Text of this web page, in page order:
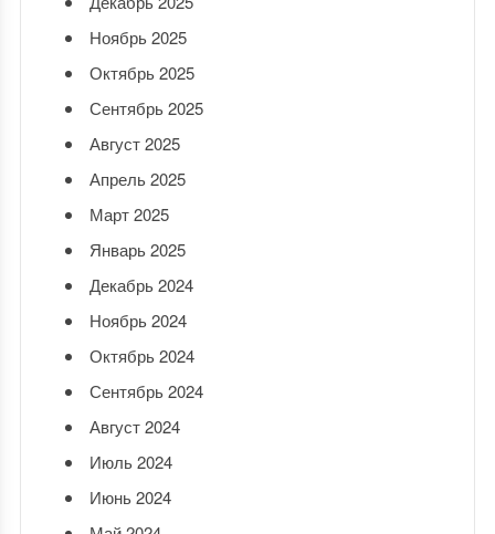
Ноябрь 2025
Октябрь 2025
Сентябрь 2025
Август 2025
Апрель 2025
Март 2025
Январь 2025
Декабрь 2024
Ноябрь 2024
Октябрь 2024
Сентябрь 2024
Август 2024
Июль 2024
Июнь 2024